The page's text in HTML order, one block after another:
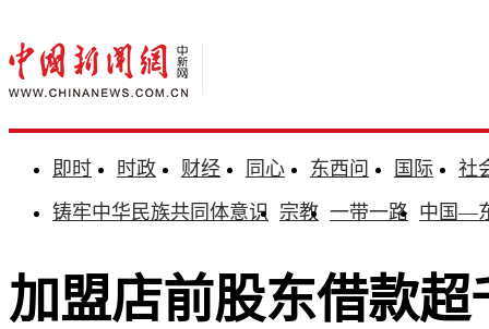
即时 时政 财经 同心 东西问 国际
社
铸牢中华民族共同体意识 宗教 一带一路 中国—
加盟店前股东借款